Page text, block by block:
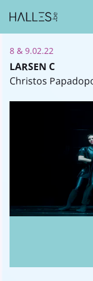
8 & 9.02.22
LARSEN C
Christos